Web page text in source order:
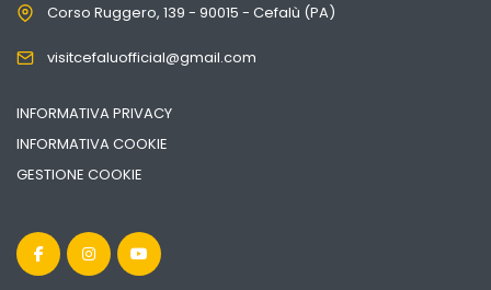
Corso Ruggero, 139 - 90015 - Cefalù (PA)
visitcefaluofficial@gmail.com
INFORMATIVA PRIVACY
INFORMATIVA COOKIE
GESTIONE COOKIE